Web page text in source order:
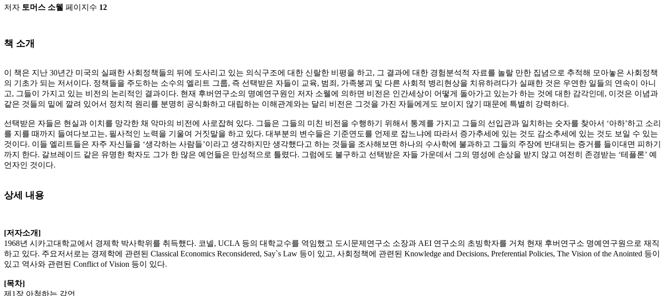
저자 토머스 소웰 페이지수 12
책 소개
이 책은 지난 30년간 미국의 실패한 사회정책들의 뒤에 도사리고 있는 의식구조에 대한 신랄한 비평을 하고, 그 결과에 대한 경험분석적 자료를 놀랄 만한 집념으로 추적해 모아놓은 사회정책
의 기초가 되는 저서이다. 정책들을 주도하는 소수의 엘리트 그룹, 즉 선택받은 자들이 교육, 범죄, 가족붕괴 및 다른 사회적 병리현상을 치유하려다가 실패한 것은 우연한 일들의 연속이 아니
고, 그들이 가지고 있는 비전의 논리적인 결과이다. 현재 후버연구소의 명예연구원인 저자 소웰에 의하면 비전은 인간세상이 어떻게 돌아가고 있는가 하는 것에 대한 감각인데, 이것은 이념과
같은 것들의 밑에 깔려 있어서 정치적 원리를 분명히 공식화하고 대립하는 이해관계와는 달리 비전은 그것을 가진 자들에게도 보이지 않기 때문에 특별히 강력하다.
선택받은 자들은 현실과 이치를 망각한 채 악마의 비전에 사로잡혀 있다. 그들은 그들의 미친 비전을 수행하기 위해서 통계를 가지고 그들의 선입관과 일치하는 숫자를 찾아서 ‘아하’하고 소리
를 지를 때까지 들여다보고는, 필사적인 노력을 기울여 거짓말을 하고 있다. 대부분의 변수들은 기준연도를 언제로 잡느냐에 따라서 증가추세에 있는 것도 감소추세에 있는 것도 보일 수 있는
것이다. 이들 엘리트들은 자주 자신들을 ‘생각하는 사람들’이라고 생각하지만 생각했다고 하는 것들을 조사해보면 하나의 수사학에 불과하고 그들의 주장에 반대되는 증거를 들이대면 피하기
까지 한다. 갈브레이드 같은 유명한 학자도 그가 한 많은 예언들은 만성적으로 틀렸다. 그럼에도 불구하고 선택받은 자들 가운데서 그의 명성에 손상을 받지 않고 여전히 존경받는 ‘테플론’ 예
언자인 것이다.
상세 내용
[저자소개]
1968년 시카고대학교에서 경제학 박사학위를 취득했다. 코넬, UCLA 등의 대학교수를 역임했고 도시문제연구소 소장과 AEI 연구소의 초빙학자를 거쳐 현재 후버연구소 명예연구원으로 재직
하고 있다. 주요저서로는 경제학에 관련된 Classical Economics Reconsidered, Say`s Law 등이 있고, 사회정책에 관련된 Knowledge and Decisions, Preferential Policies, The Vision of the Anointed 등이
있고 역사와 관련된 Conflict of Vision 등이 있다.
[목차]
제1장 아첨하는 감언